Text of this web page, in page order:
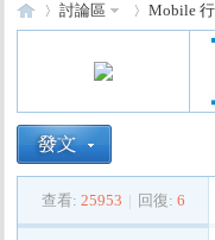
PA»
討論區
›
Mobile
查看: 25953 | 回復: 6